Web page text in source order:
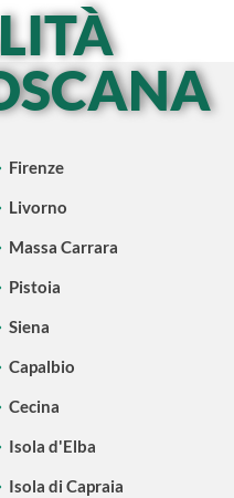
Firenze
Livorno
Massa Carrara
Pistoia
Siena
Capalbio
Cecina
Isola d'Elba
Isola di Capraia